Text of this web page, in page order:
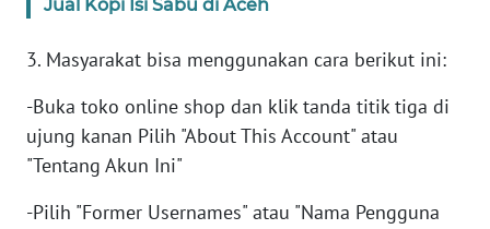
Jual Kopi Isi Sabu di Aceh
3. Masyarakat bisa menggunakan cara berikut ini:
-Buka toko online shop dan klik tanda titik tiga di
ujung kanan Pilih "About This Account" atau
"Tentang Akun Ini"
-Pilih "Former Usernames" atau "Nama Pengguna
WN
JAKARTA
WN